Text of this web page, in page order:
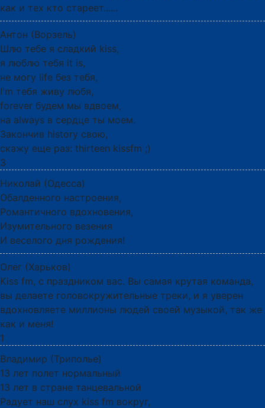
как и тех кто стареет......
Антон (Ворзель)
Шлю тебе я сладкий kiss,
я люблю тебя it is,
не могу life без тебя,
I'm тебя живу любя,
forever будем мы вдвоем,
на always в сердце ты моем.
Закончив history свою,
скажу еще раз: thirteen kissfm ;)
3
Николай (Одесса)
Обалденного настроения,
Романтичного вдохновения,
Изумительного везения
И веселого дня рождения!
Олег (Харьков)
Kiss fm, с праздником вас. Вы самая крутая команда,
вы делаете головокружительные треки, и я уверен
вдохновляете миллионы людей своей музыкой, так же
как и меня!
1
Владимир (Триполье)
13 лет полет нормальный
13 лет в стране танцевальной
Радует наш слух kiss fm вокруг,